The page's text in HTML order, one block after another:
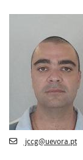
jccg@uevora.pt